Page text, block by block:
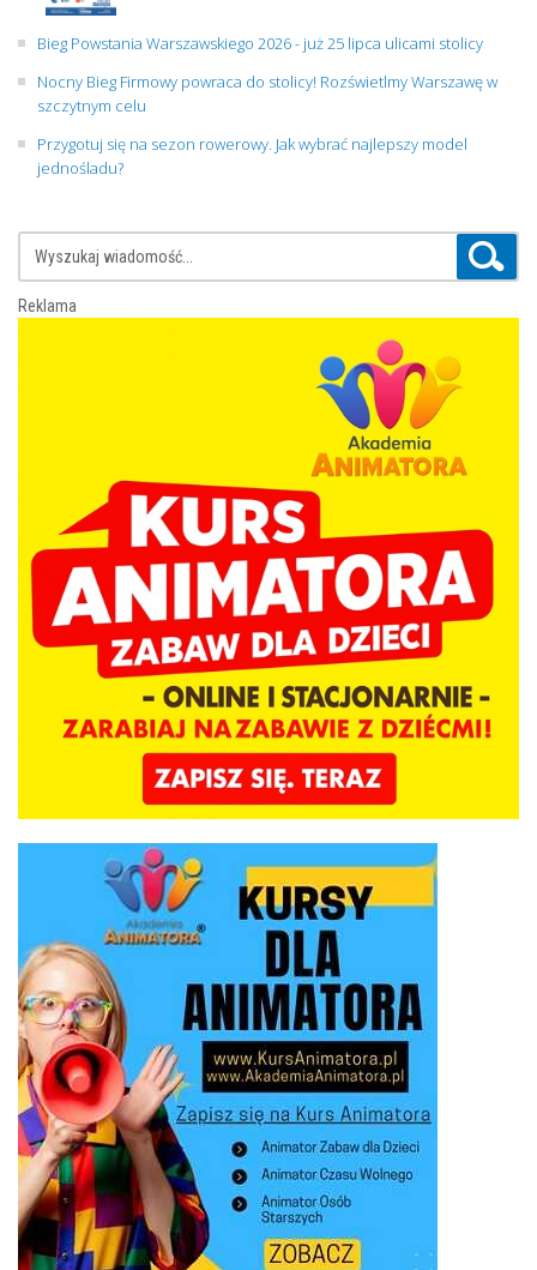
Bieg Powstania Warszawskiego 2026 - już 25 lipca ulicami stolicy
Nocny Bieg Firmowy powraca do stolicy! Rozświetlmy Warszawę w
szczytnym celu
Przygotuj się na sezon rowerowy. Jak wybrać najlepszy model
jednośladu?
Reklama